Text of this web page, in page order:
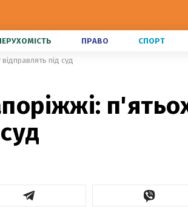
ПРАВО СПОРТ
під суд